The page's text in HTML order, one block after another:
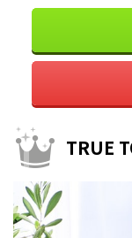
TRUE